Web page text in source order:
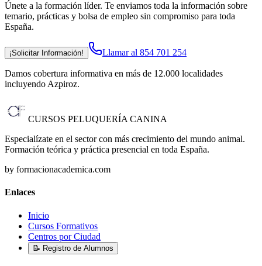
Únete a la formación líder. Te enviamos toda la información sobre
temario, prácticas y bolsa de empleo sin compromiso para toda
España.
¡Solicitar Información! Llamar al 854 701 254
Damos cobertura informativa en más de 12.000 localidades
incluyendo Azpiroz.
CURSOS PELUQUERÍA CANINA
Especialízate en el sector con más crecimiento del mundo animal.
Formación teórica y práctica presencial en toda España.
by formacionacademica.com
Enlaces
Inicio
Cursos Formativos
Centros por Ciudad
📝 Registro de Alumnos